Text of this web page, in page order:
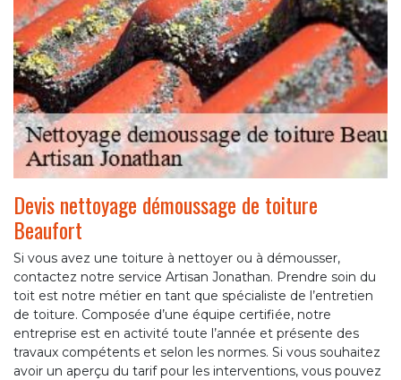
Devis nettoyage démoussage de toiture
Beaufort
Si vous avez une toiture à nettoyer ou à démousser,
contactez notre service Artisan Jonathan. Prendre soin du
toit est notre métier en tant que spécialiste de l’entretien
de toiture. Composée d’une équipe certifiée, notre
entreprise est en activité toute l’année et présente des
travaux compétents et selon les normes. Si vous souhaitez
avoir un aperçu du tarif pour les interventions, vous pouvez